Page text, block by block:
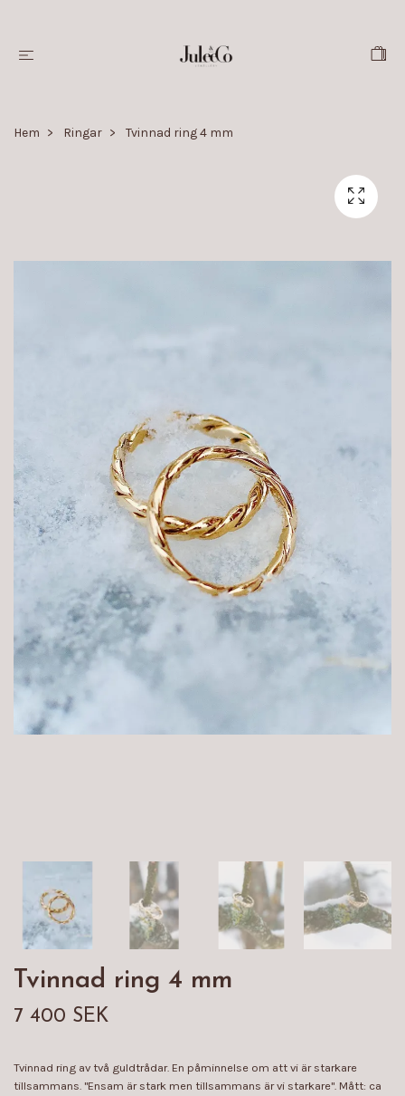
Hem Ringar Tvinnad ring 4 mm
Tvinnad ring 4 mm
7 400 SEK
Tvinnad ring av två guldtrådar. En påminnelse om att vi är starkare
tillsammans. "Ensam är stark men tillsammans är vi starkare". Mått: ca